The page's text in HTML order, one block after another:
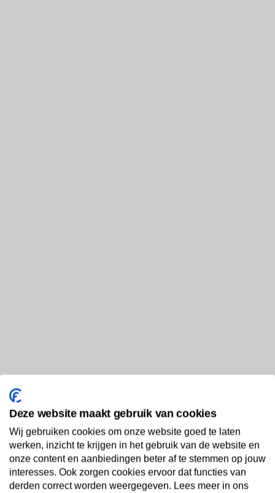
Deze website maakt gebruik van cookies
Wij gebruiken cookies om onze website goed te laten
werken, inzicht te krijgen in het gebruik van de website en
onze content en aanbiedingen beter af te stemmen op jouw
interesses. Ook zorgen cookies ervoor dat functies van
derden correct worden weergegeven. Lees meer in ons